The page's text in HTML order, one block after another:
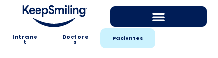
Intrane
t
Doctore
s Pacientes